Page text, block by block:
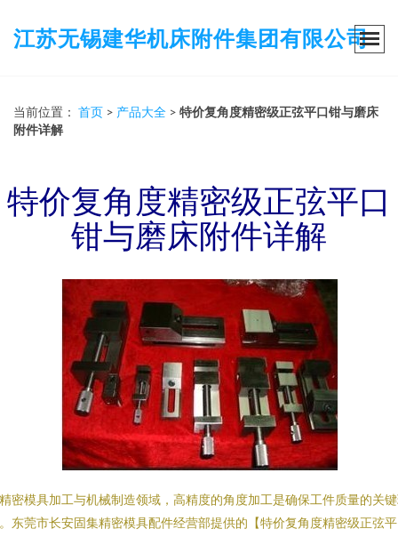
江苏无锡建华机床附件集团有限公司
当前位置： 首页 > 产品大全 > 特价复角度精密级正弦平口钳与磨床
附件详解
特价复角度精密级正弦平口
钳与磨床附件详解
密模具加工与机械制造领域，高精度的角度加工是确保工件质量的关
东莞市长安固集精密模具配件经营部提供的【特价复角度精密级正弦